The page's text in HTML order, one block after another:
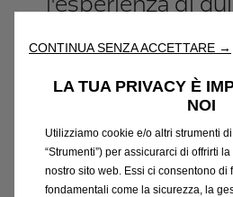
grazie a un test
scoprirne in
qualità dinamiche
pensate per un
attento ai
CONTINUA SENZA ACCETTARE →
LA TUA PRIVACY È
NOI
Utilizziamo cookie e/o altri strumenti
“Strumenti”) per assicurarci di offrirti
nostro sito web. Essi ci consentono di
fondamentali come la sicurezza, la